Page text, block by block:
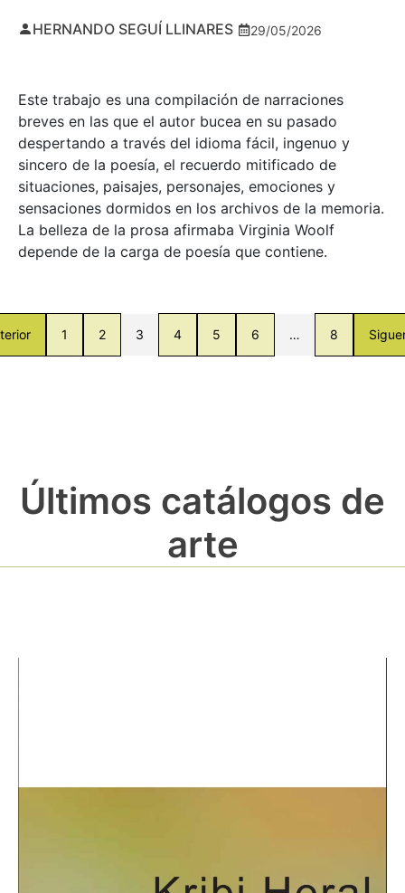
HERNANDO SEGUÍ LLINARES 29/05/2026
Este trabajo es una compilación de narraciones
breves en las que el autor bucea en su pasado
despertando a través del idioma fácil, ingenuo y
sincero de la poesía, el recuerdo mitificado de
situaciones, paisajes, personajes, emociones y
sensaciones dormidos en los archivos de la memoria.
La belleza de la prosa afirmaba Virginia Woolf
depende de la carga de poesía que contiene.
1 2 3 4 5 6 … 8
Últimos catálogos de
arte